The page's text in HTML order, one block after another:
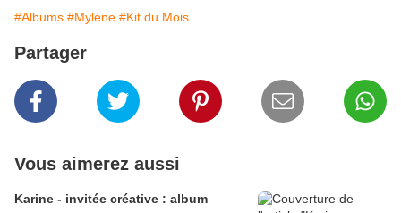
#Albums #Mylène #Kit du Mois
Partager
Vous aimerez aussi
Karine - invitée créative : album